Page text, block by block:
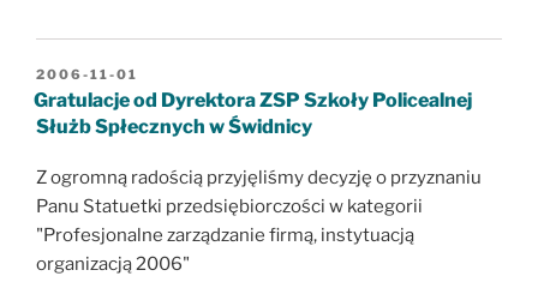
OPUBLIKOWANE
W
2006-11-01
Gratulacje od Dyrektora ZSP Szkoły Policealnej
Służb Spłecznych w Świdnicy
Z ogromną radością przyjęliśmy decyzję o przyznaniu
Panu Statuetki przedsiębiorczości w kategorii
"Profesjonalne zarządzanie firmą, instytuacją
organizacją 2006"